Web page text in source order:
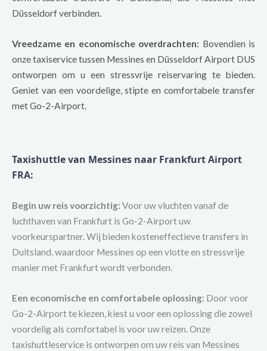
Düsseldorf verbinden.
Vreedzame en economische overdrachten: Bovendien is
onze taxiservice tussen Messines en Düsseldorf Airport DUS
ontworpen om u een stressvrije reiservaring te bieden.
Geniet van een voordelige, stipte en comfortabele transfer
met Go-2-Airport.
Taxishuttle van Messines naar Frankfurt Airport
FRA:
Begin uw reis voorzichtig: Voor uw vluchten vanaf de
luchthaven van Frankfurt is Go-2-Airport uw
voorkeurspartner. Wij bieden kosteneffectieve transfers in
Duitsland, waardoor Messines op een vlotte en stressvrije
manier met Frankfurt wordt verbonden.
Een economische en comfortabele oplossing: Door voor
Go-2-Airport te kiezen, kiest u voor een oplossing die zowel
voordelig als comfortabel is voor uw reizen. Onze
taxishuttleservice is ontworpen om uw reis van Messines